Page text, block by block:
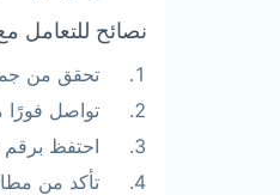
نصائح للتعامل
تحقق من
تواصل فورًا
احتفظ برقم
تأكد من